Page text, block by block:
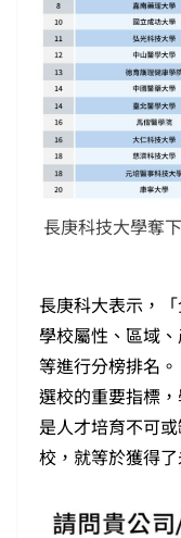
長庚科技大學奪
長庚科大表示，
學校屬性、區域
等進行分榜排名
選校的重要指標
是人才培育不可
校，就等於獲得